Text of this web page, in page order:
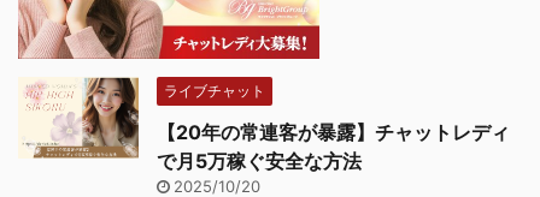
ライブチャット
【20年の常連客が暴露】チャットレディ
で月5万稼ぐ安全な方法
2025/10/20